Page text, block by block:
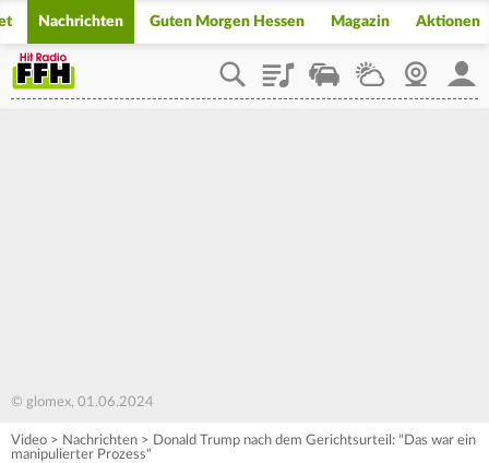
Nachrichten Guten Morgen Hessen Magazin Aktionen
PlaylistStaupilotWetterWebcam
© glomex, 01.06.2024
Video > Nachrichten > Donald Trump nach dem Gerichtsurteil: "Das war ein
manipulierter Prozess"